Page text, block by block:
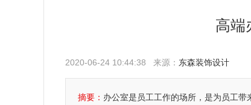
高端
2020-06-24 10:44:38 来源： 东森装饰设计
摘要： 办公室是员工工作的场所，是为员工